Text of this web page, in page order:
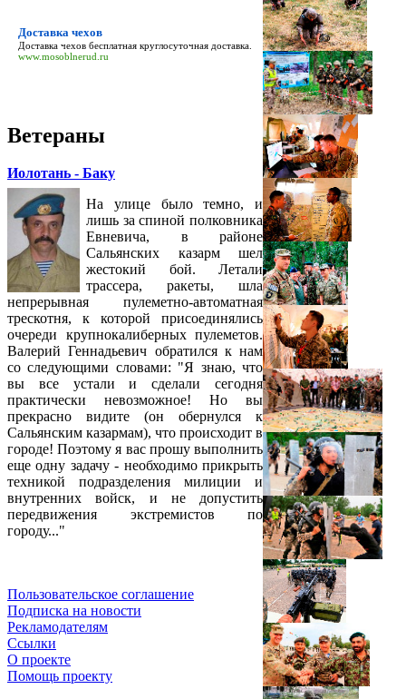
Доставка чехов
Доставка чеховбесплатная круглосуточная доставка.
www.mosoblnerud.ru
Ветераны
Иолотань - Баку
На улице было темно, и
лишь за спиной полковника
Евневича, в районе
Сальянских казарм шел
жестокий бой. Летали
трассера, ракеты, шла
непрерывная пулеметно-автоматная
трескотня, к которой присоединялись
очереди крупнокалиберных пулеметов.
Валерий Геннадьевич обратился к нам
со следующими словами: "Я знаю, что
вы все устали и сделали сегодня
практически невозможное! Но вы
прекрасно видите (он обернулся к
Сальянским казармам), что происходит в
городе! Поэтому я вас прошу выполнить
еще одну задачу - необходимо прикрыть
техникой подразделения милиции и
внутренних войск, и не допустить
передвижения экстремистов по
городу..."
Пользовательское соглашение
Подписка на новости
Рекламодателям
Ссылки
О проекте
Помощь проекту